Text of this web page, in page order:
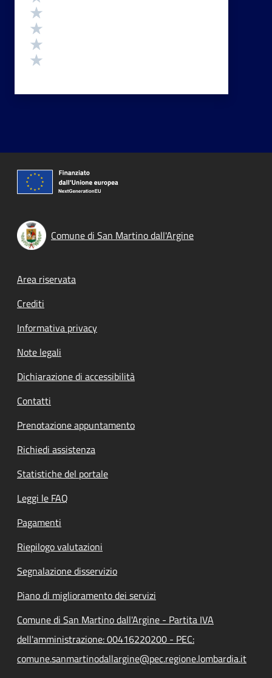
Comune di San Martino dall'Argine
Footer menu
Area riservata
Crediti
Informativa privacy
Note legali
Dichiarazione di accessibilità
Contatti
Prenotazione appuntamento
Richiedi assistenza
Statistiche del portale
Leggi le FAQ
Pagamenti
Riepilogo valutazioni
Segnalazione disservizio
Piano di miglioramento dei servizi
Comune di San Martino dall'Argine - Partita IVA
dell'amministrazione: 00416220200 - PEC:
comune.sanmartinodallargine@pec.regione.lombardia.it